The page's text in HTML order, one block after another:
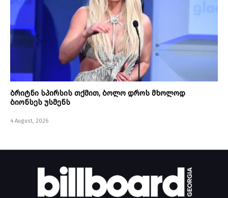
ბრიტნი სპირსის თქმით, ბოლო დროს მხოლოდ
ბიონსეს უსმენს
4 August, 2026